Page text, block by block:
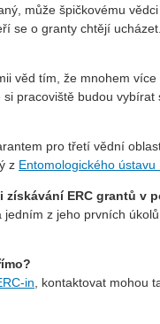
může špičkovému
se o granty chtějí ucházet.
věd tím, že mnohem
pracoviště budou
pro třetí vědní
z Entomologického
získávání ERC grantů v
z jeho prvních
in, kontaktovat mohou